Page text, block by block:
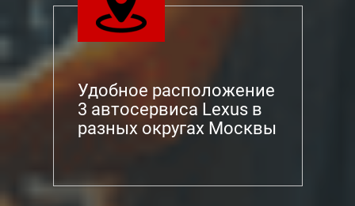
Удобное расположение
3 автосервиса Lexus в
разных округах Москвы